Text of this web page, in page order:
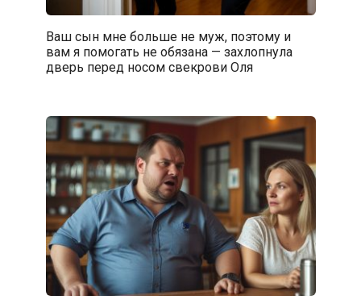
Ваш сын мне больше не муж, поэтому и
вам я помогать не обязана — захлопнула
дверь перед носом свекрови Оля